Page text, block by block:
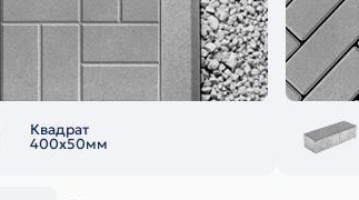
Квадрат
400х50мм